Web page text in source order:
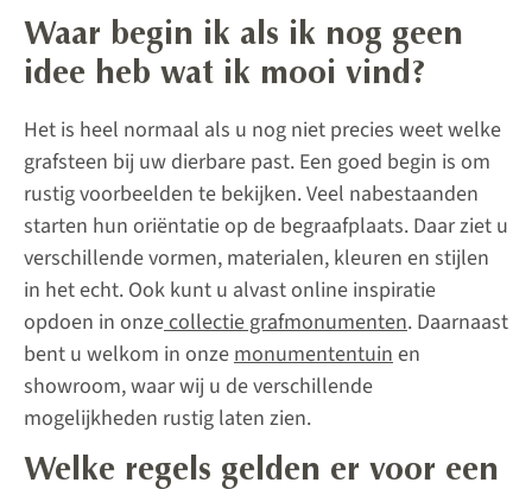
Waar begin ik als ik nog geen
idee heb wat ik mooi vind?
Het is heel normaal als u nog niet precies weet welke
grafsteen bij uw dierbare past. Een goed begin is om
rustig voorbeelden te bekijken. Veel nabestaanden
starten hun oriëntatie op de begraafplaats. Daar ziet u
verschillende vormen, materialen, kleuren en stijlen
in het echt. Ook kunt u alvast online inspiratie
opdoen in onzecollectie grafmonumenten. Daarnaast
bent u welkom in onzemonumententuinen
showroom, waar wij u de verschillende
mogelijkheden rustig laten zien.
Welke regels gelden er voor een